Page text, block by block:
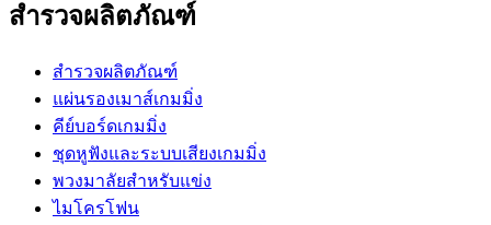
สำรวจผลิตภัณฑ์
สำรวจผลิตภัณฑ์
แผ่นรองเมาส์เกมมิ่ง
คีย์บอร์ดเกมมิ่ง
ชุดหูฟังและระบบเสียงเกมมิ่ง
พวงมาลัยสำหรับแข่ง
ไมโครโฟน